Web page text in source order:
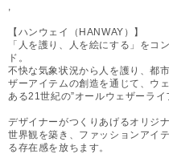
【ハンウェイ（HANWAY）】
「人を護り、人を絵にする」をコ
ド。
不快な気象状況から人を護り、都
ザーアイテムの創造を通じて、ウ
ある21世紀の”オールウェザーライ
デザイナーがつくりあげるオリジ
世界観を築き、ファッションアイ
る存在感を放ちます。